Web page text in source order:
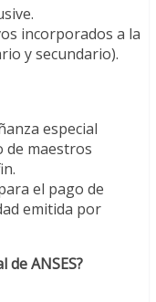
incorporados a la
y secundario).
especial
de maestros
el pago de
emitida por
de ANSES?